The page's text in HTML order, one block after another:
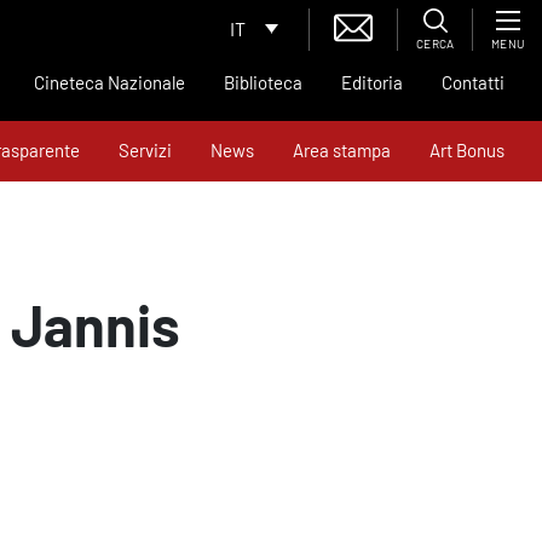
IT
CERCA MENU
Cineteca Nazionale Biblioteca Editoria Contatti
Servizi News Area stampa Art Bonus
Jannis